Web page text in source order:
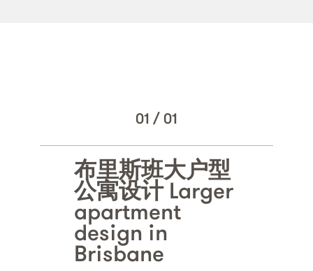
01 / 01
布里斯班大户型
公寓设计 Larger
apartment
design in
Brisbane